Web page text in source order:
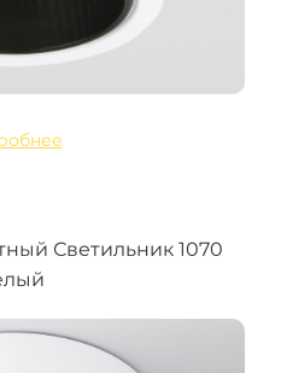
Светильник 1070